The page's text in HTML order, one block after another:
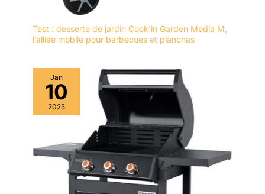
Test : desserte de jardin Cook’in Garden Media M,
l’alliée mobile pour barbecues et planchas
Jan
10
2025